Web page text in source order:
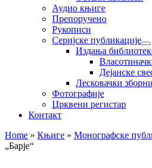
Аудио књиге
Препоручено
Рукописи
Серијске публикације
Издања
Дејанске
Лесковачки
Фотографије
Црквени регистар
Контакт
Home » Књиге » Монографске
„Барје“